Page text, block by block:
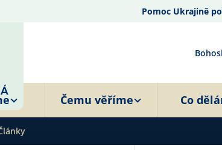
Pomoc Ukrajině
Čemu věříme Co